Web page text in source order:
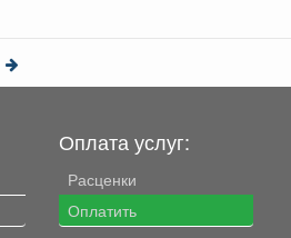
Оплата услуг:
Расценки
Оплатить